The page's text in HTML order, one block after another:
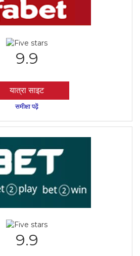
9.9
यात्रा साइट
समीक्षा पढ़ें
9.9